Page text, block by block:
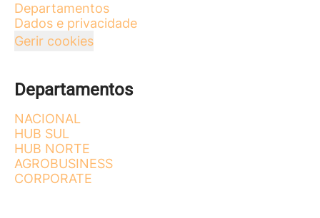
Departamentos
Dados e privacidade
Gerir cookies
Departamentos
NACIONAL
HUB SUL
HUB NORTE
AGROBUSINESS
CORPORATE